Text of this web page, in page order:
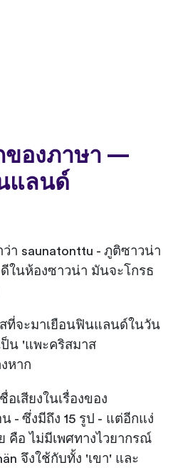
ของภาษา —
แลนด์
า saunatonttu - ภูติซาวน่า
ในห้องซาวน่า มันจะโกรธ
ที่จะมาเยือนฟินแลนด์ในวัน
น 'แพะคริสมาส
หาก
เสียงในเรื่องของ
- ซึ่งมีถึง 15 รูป - แต่อีกแง่
คือ ไม่มีเพศทางไวยากรณ์
จึงใช้กับทั้ง 'เขา' และ